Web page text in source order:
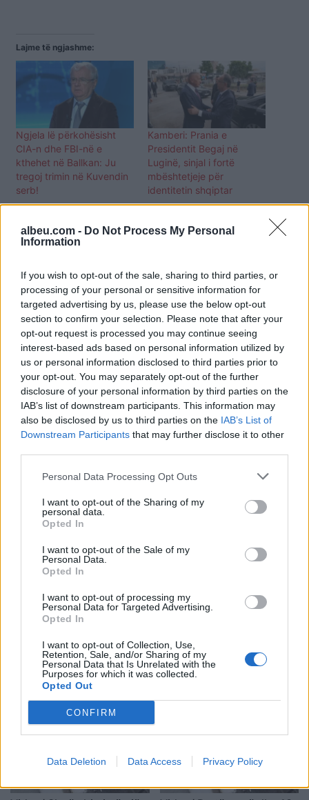
albeu.com - Do Not Process My Personal
Information
If you wish to opt-out of the sale, sharing to third parties, or
processing of your personal or sensitive information for
targeted advertising by us, please use the below opt-out
section to confirm your selection. Please note that after your
opt-out request is processed you may continue seeing
interest-based ads based on personal information utilized by
us or personal information disclosed to third parties prior to
your opt-out. You may separately opt-out of the further
disclosure of your personal information by third parties on the
IAB’s list of downstream participants. This information may
also be disclosed by us to third parties on the IAB’s List of
Downstream Participants that may further disclose it to other
Personal Data Processing Opt Outs
I want to opt-out of the Sharing of my
personal data.
Opted In
I want to opt-out of the Sale of my
Personal Data.
Opted In
I want to opt-out of processing my
Personal Data for Targeted Advertising.
Opted In
I want to opt-out of Collection, Use,
Retention, Sale, and/or Sharing of my
Personal Data that Is Unrelated with the
Purposes for which it was collected.
Opted Out
CONFIRM
Data Deletion Data Access Privacy Policy
Lajme të ngjashme:
Ngjela lë përkohësisht
CIA-n dhe FBI-në e
kthehet në Ballkan: Ju
tregoj trimin në Kuvendin
serb!
Kamberi: Prania e
Presidentit Begaj në
Luginë, sinjal i fortë
mbështetjeje për
identitetin shqiptar
Shaip Kamberi synon të
bëhet deputet edhe për
një mandat tjetër në
Parlamentin e Serbisë
Shtuarmë15.09.2022 20:41
, Shaip Kamberi